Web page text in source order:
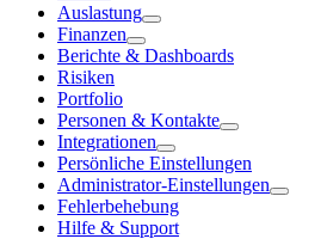
Auslastung
Finanzen
Berichte & Dashboards
Risiken
Portfolio
Personen & Kontakte
Integrationen
Persönliche Einstellungen
Administrator-Einstellungen
Fehlerbehebung
Hilfe & Support